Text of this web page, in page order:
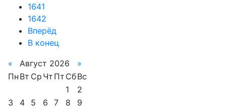
1641
1642
Вперёд
В конец
« Август 2026
»
Пн Вт Ср Чт Пт СбВс
1
2
3
4 5 6 7 8
9